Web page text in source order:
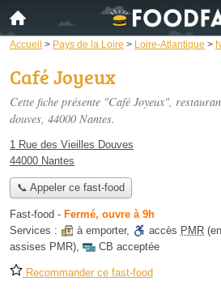
Accueil > Pays de la Loire > Loire-Atlantique >
Café Joyeux
Cette fiche présente "Café Joyeux",
douves, 44000 Nantes.
1 Rue des Vieilles Douves
44000 Nantes
📞 Appeler ce fast-food
Fast-food - Fermé, ouvre à 9h
Services :
à emporter, accès PMR
assises PMR), CB acceptée
Recommander ce fast-food